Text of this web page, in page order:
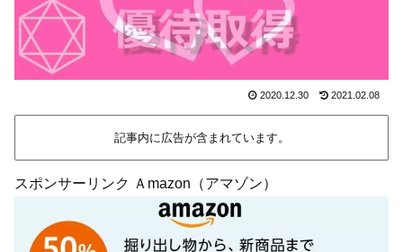
2020.12.30 2021.02.08
記事内に広告が含まれています。
スポンサーリンク Ａmazon（アマゾン）